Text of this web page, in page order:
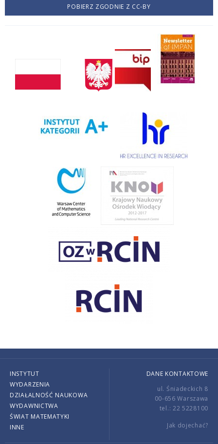
POBIERZ ZGODNIE Z CC-BY
INSTYTUT
WYDARZENIA
DZIAŁALNOŚĆ NAUKOWA
WYDAWNICTWA
ŚWIAT MATEMATYKI
INNE
DANE KONTAKTOWE
ul. Śniadeckich 8
00-656 Warszawa
tel.: 22 5228100
Jak dojechać?